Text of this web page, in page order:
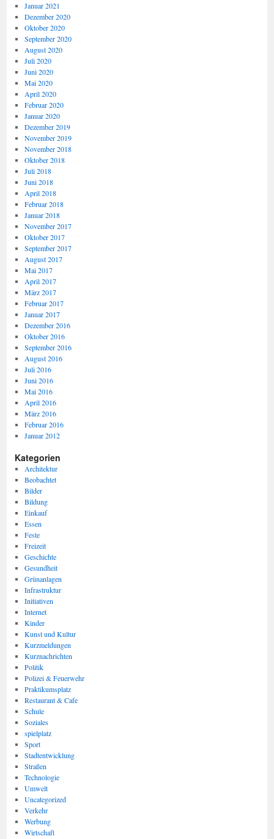
Januar 2021
Dezember 2020
Oktober 2020
September 2020
August 2020
Juli 2020
Juni 2020
Mai 2020
April 2020
Februar 2020
Januar 2020
Dezember 2019
November 2019
November 2018
Oktober 2018
Juli 2018
Juni 2018
April 2018
Februar 2018
Januar 2018
November 2017
Oktober 2017
September 2017
August 2017
Mai 2017
April 2017
März 2017
Februar 2017
Januar 2017
Dezember 2016
Oktober 2016
September 2016
August 2016
Juli 2016
Juni 2016
Mai 2016
April 2016
März 2016
Februar 2016
Januar 2012
Kategorien
Architektur
Beobachtet
Bilder
Bildung
Einkauf
Essen
Feste
Freizeit
Geschichte
Gesundheit
Grünanlagen
Infrastruktur
Initiativen
Internet
Kinder
Kunst und Kultur
Kurzmeldungen
Kurznachrichten
Politik
Polizei & Feuerwehr
Praktikumsplatz
Restaurant & Cafe
Schule
Soziales
spielplatz
Sport
Stadtentwicklung
Straßen
Technologie
Umwelt
Uncategorized
Verkehr
Werbung
Wirtschaft